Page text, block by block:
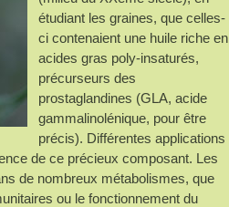
étudiant les graines, que celles-
ci contenaient une huile riche en
acides gras poly-insaturés,
précurseurs des
prostaglandines (GLA, acide
gammalinolénique, pour être
précis). Différentes applications
de ce précieux composant. Les
de nombreux métabolismes, que
ou le fonctionnement du